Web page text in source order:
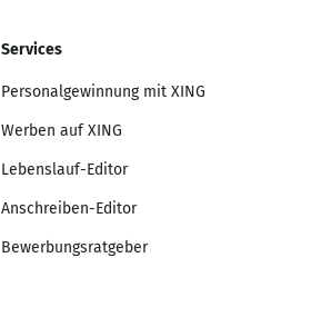
Services
Personalgewinnung mit XING
Werben auf XING
Lebenslauf-Editor
Anschreiben-Editor
Bewerbungsratgeber